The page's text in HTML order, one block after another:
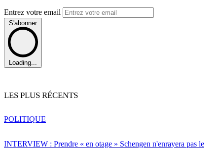
Entrez votre email
S'abonner
Loading...
LES PLUS RÉCENTS
INTERVIEW : Prendre « en otage » Schengen n'enrayera pas le
POLITIQUE